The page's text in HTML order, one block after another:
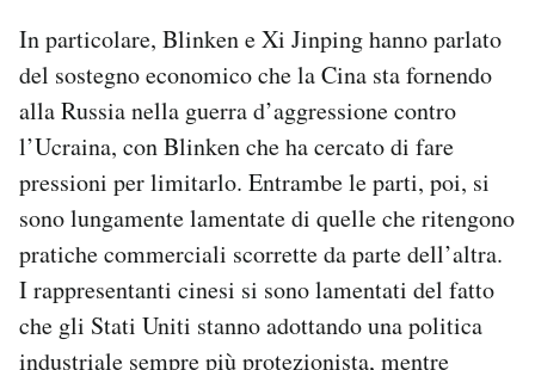
In particolare, Blinken e Xi Jinping hanno parlato
del sostegno economico che la Cina sta fornendo
alla Russia nella guerra d’aggressione contro
l’Ucraina, con Blinken che ha cercato di fare
pressioni per limitarlo. Entrambe le parti, poi, si
sono lungamente lamentate di quelle che ritengono
pratiche commerciali scorrette da parte dell’altra.
I rappresentanti cinesi si sono lamentati del fatto
che gli Stati Uniti stanno adottando una politica
industriale sempre più protezionista, mentre